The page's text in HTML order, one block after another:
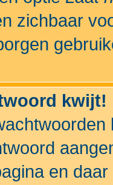
zichbaar
kwijt!
en